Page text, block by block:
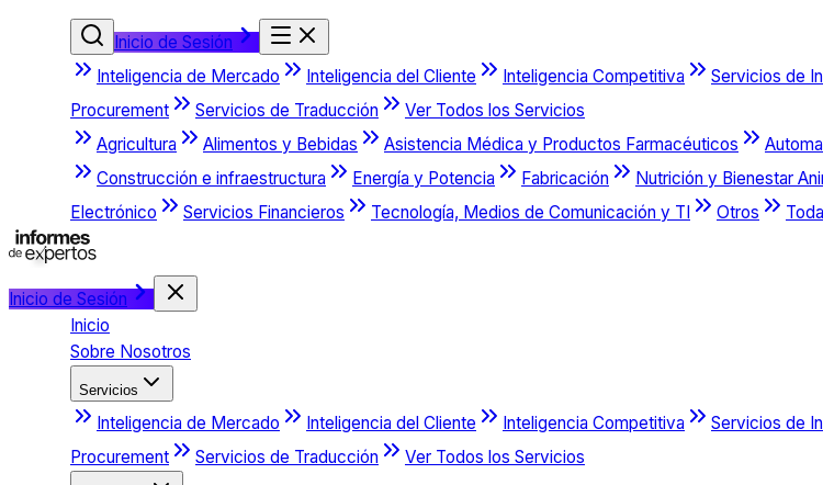
Inicio de Sesión
Inteligencia de Mercado
Inteligencia del Cliente Inteligencia Competitiva Servicios de
Procurement
Servicios de Traducción
Ver Todos los Servicios
Agricultura
Alimentos y Bebidas Asistencia Médica y Productos Farmacéuticos
Construcción e infraestructura
Energía y Potencia Fabricación Nutrición y Bienestar
Electrónico
Servicios Financieros Tecnología, Medios de Comunicación y TI Otros
Inicio de Sesión
Inicio
Sobre Nosotros
Servicios
Inteligencia de Mercado Inteligencia del Cliente Inteligencia Competitiva Servicios de
Procurement
Servicios de Traducción Ver Todos los Servicios